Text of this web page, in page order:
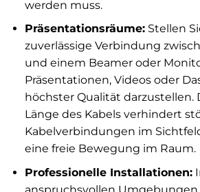
werden muss.
Präsentationsräume:Stellen
zuverlässige Verbindung
und einem Beamer oder
Präsentationen, Videos oder
höchster Qualität darzustellen.
Länge des Kabels verhindert
Kabelverbindungen im
eine freie Bewegung im Raum.
Professionelle Installationen: